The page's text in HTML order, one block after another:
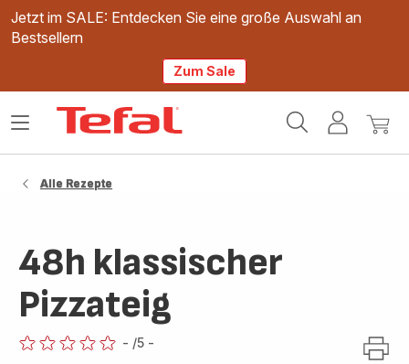
Jetzt im SALE: Entdecken Sie eine große Auswahl an
Bestsellern
Zum Sale
Mein
Mein
Das
Alle Rezepte
48h klassischer
Pizzateig
- /5 -